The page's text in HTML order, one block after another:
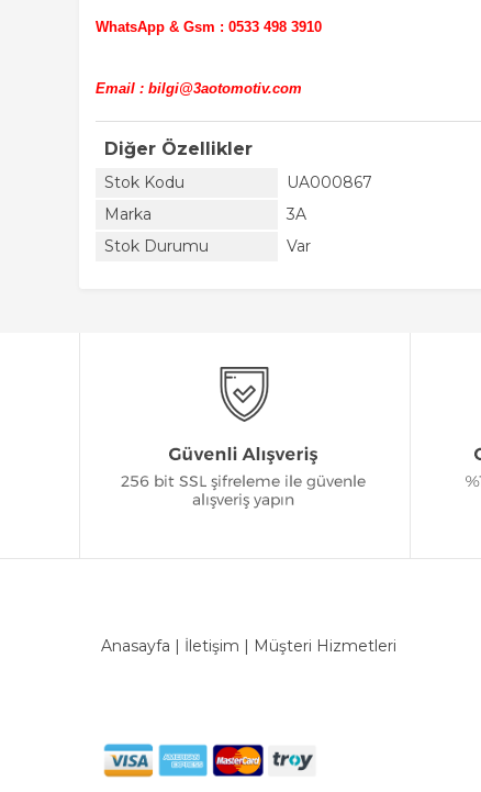
WhatsApp & Gsm : 0533 498 3910
Email : bilgi@3aotomotiv.com
Diğer Özellikler
Stok Kodu
UA000867
Marka
3A
Stok Durumu
Var
Anasayfa | İletişim | Müşteri Hizmetleri